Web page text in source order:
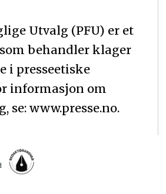
Utvalg (PFU) er et
behandler klager
i presseetiske
informasjon om
se: www.presse.no.